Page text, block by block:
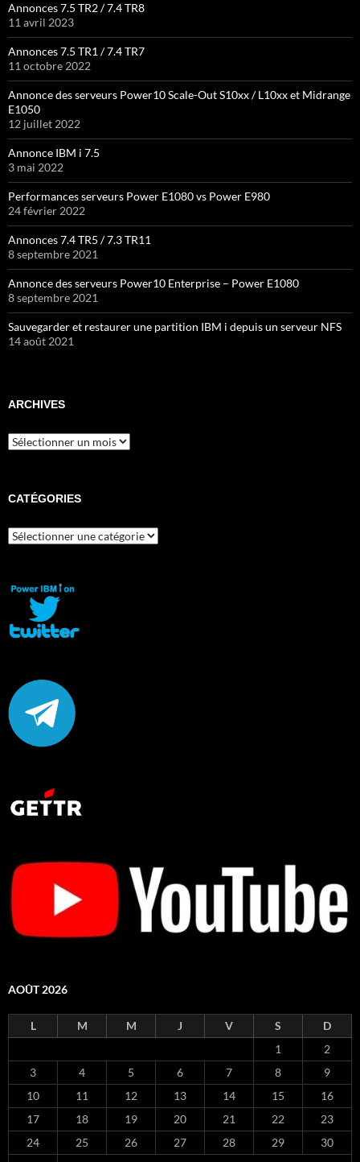
Annonces 7.5 TR2 / 7.4 TR8
11 avril 2023
Annonces 7.5 TR1 / 7.4 TR7
11 octobre 2022
Annonce des serveurs Power10 Scale-Out S10xx / L10xx et Midrange
E1050
12 juillet 2022
Annonce IBM i 7.5
3 mai 2022
Performances serveurs Power E1080 vs Power E980
24 février 2022
Annonces 7.4 TR5 / 7.3 TR11
8 septembre 2021
Annonce des serveurs Power10 Enterprise – Power E1080
8 septembre 2021
Sauvegarder et restaurer une partition IBM i depuis un serveur NFS
14 août 2021
ARCHIVES
Archives
CATÉGORIES
Catégories
AOÛT 2026
L M M J V S
D
1
2
3
4 5 6 7 8
9
10
11 12 13 14 15
16
17
18 19 20 21 22
23
24
25 26 27 28 29
30